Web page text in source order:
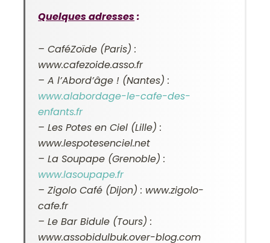
Quelques adresses:
– CaféZoïde (Paris) :
www.cafezoide.asso.fr
– A l’Abord’âge ! (Nantes) :
www.alabordage-le-cafe-des-
enfants.fr
– Les Potes en Ciel (Lille) :
www.lespotesenciel.net
– La Soupape (Grenoble) :
www.lasoupape.fr
– Zigolo Café (Dijon) : www.zigolo-
cafe.fr
– Le Bar Bidule (Tours) :
www.assobidulbuk.over-blog.com